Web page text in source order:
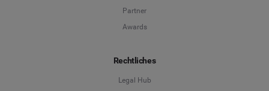
Partner
Awards
Rechtliches
Legal Hub